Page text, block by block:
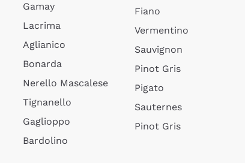
Gamay
Lacrima
Aglianico
Bonarda
Nerello Mascalese
Tignanello
Gaglioppo
Bardolino
Fiano
Vermentino
Sauvignon
Pinot Gris
Pigato
Sauternes
Pinot Gris